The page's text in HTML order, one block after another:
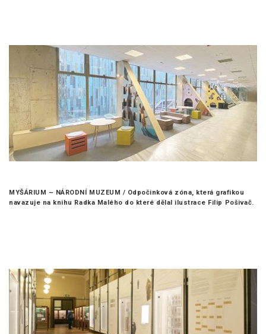
MYŠÁRIUM – NÁRODNÍ MUZEUM / Odpočinková zóna, která grafikou
navazuje na knihu Radka Malého do které dělal ilustrace Filip Pošivač.